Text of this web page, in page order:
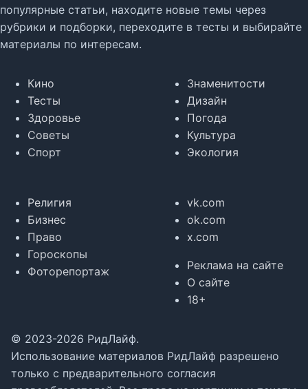
популярные статьи, находите новые темы через
рубрики и подборки, переходите в тесты и выбирайте
материалы по интересам.
Кино
Тесты
Здоровье
Советы
Спорт
Знаменитости
Дизайн
Погода
Культура
Экология
Религия
Бизнес
Право
Гороскопы
Фоторепортаж
vk.com
ok.com
x.com
Реклама на сайте
О сайте
18+
© 2023-2026 РидЛайф.
Использование материалов РидЛайф разрешено
только с предварительного согласия